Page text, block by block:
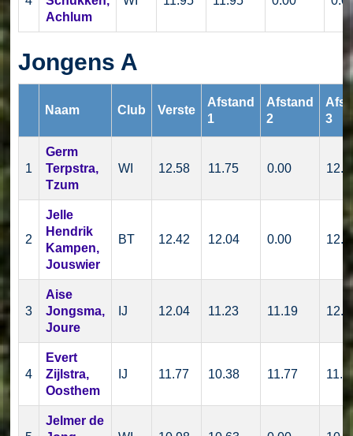
Achlum
Jongens A
Naam Club Verste
Afstand
1
Afstand
2
3
1
Germ
Terpstra,
Tzum
WI 12.58 11.75 0.00
2
Jelle
Hendrik
Kampen,
Jouswier
BT 12.42 12.04 0.00
3
Aise
Jongsma,
Joure
IJ 12.04 11.23 11.19
4
Evert
Zijlstra,
Oosthem
IJ 11.77 10.38 11.77
Jelmer de